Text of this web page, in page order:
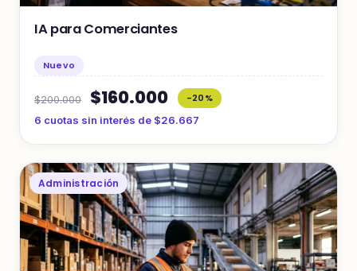
IA para Comerciantes
Nuevo
$200.000 $160.000
-20%
6 cuotas sin interés de $26.667
Administración